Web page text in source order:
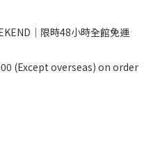
｜限時48小時全館免運
(Except overseas) on order